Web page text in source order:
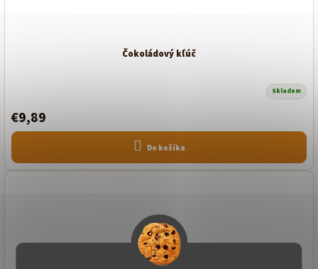
Čokoládový kľúč
Skladem
€9,89
Do košíka